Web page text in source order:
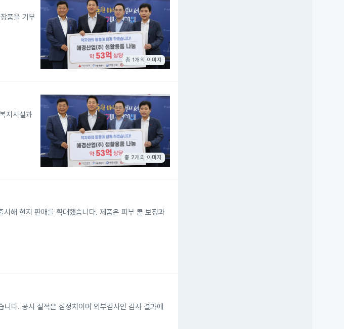
품을 기부
총 1개의 이미지
지시설과
총 2개의 이미지
해 현지 판매를 확대했습니다. 제품은 피부 톤 보정과
다. 공시 실적은 잠정치이며 외부감사인 감사 결과에